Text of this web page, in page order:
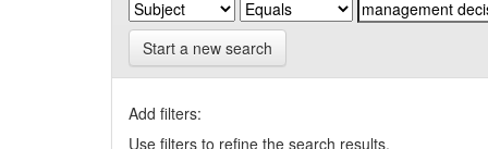
Start a new search
Add filters:
Use filters to refine the search results.